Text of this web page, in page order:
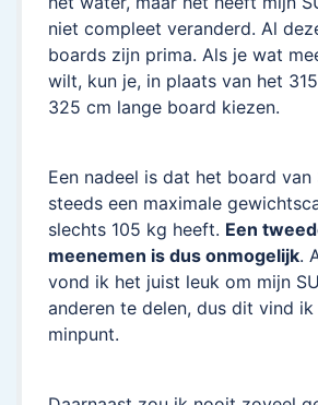
niet compleet veranderd. Al
boards zijn prima. Als je wat
wilt, kun je, in plaats van het
325 cm lange board kiezen.
Een nadeel is dat het board
steeds een maximale
slechts 105 kg heeft. Een
meenemen is dus onmogelijk.
vond ik het juist leuk om mijn
anderen te delen, dus dit vind
minpunt.